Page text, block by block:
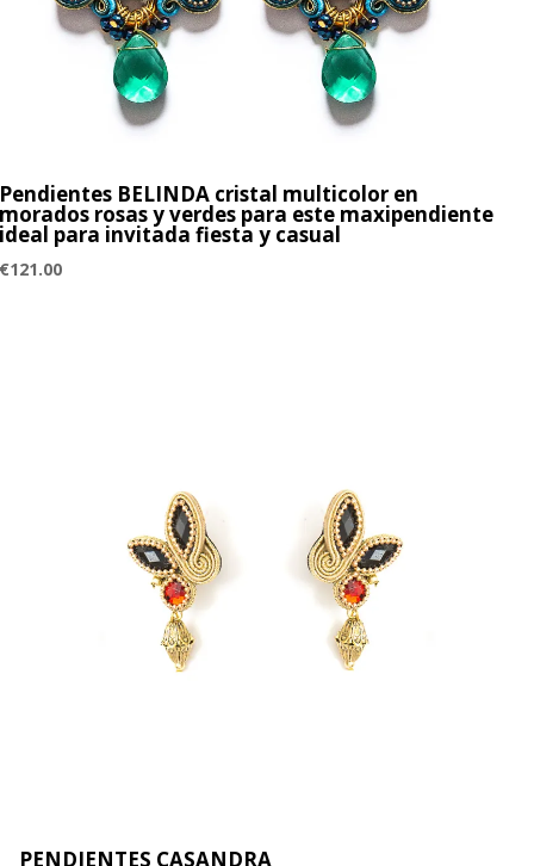
Pendientes BELINDA cristal multicolor en
morados rosas y verdes para este maxipendiente
ideal para invitada fiesta y casual
€121.00
PENDIENTES CASANDRA